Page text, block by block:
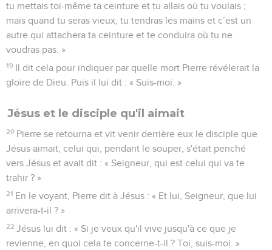
tu mettais toi-même ta ceinture et tu allais où tu voulais ;
mais quand tu seras vieux, tu tendras les mains et c’est un
autre qui attachera ta ceinture et te conduira où tu ne
voudras pas. »
19 Il dit cela pour indiquer par quelle mort Pierre révélerait la
gloire de Dieu. Puis il lui dit : « Suis-moi. »
Jésus et le disciple qu'il aimait
20 Pierre se retourna et vit venir derrière eux le disciple que
Jésus aimait, celui qui, pendant le souper, s'était penché
vers Jésus et avait dit : « Seigneur, qui est celui qui va te
trahir ? »
21 En le voyant, Pierre dit à Jésus : « Et lui, Seigneur, que lui
arrivera-t-il ? »
22 Jésus lui dit : « Si je veux qu'il vive jusqu'à ce que je
revienne, en quoi cela te concerne-t-il ? Toi, suis-moi. »